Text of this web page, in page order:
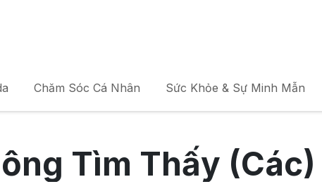
Chăm Sóc Cá Nhân Sức Khỏe & Sự Minh Mẫn
Tìm Thấy (Các)